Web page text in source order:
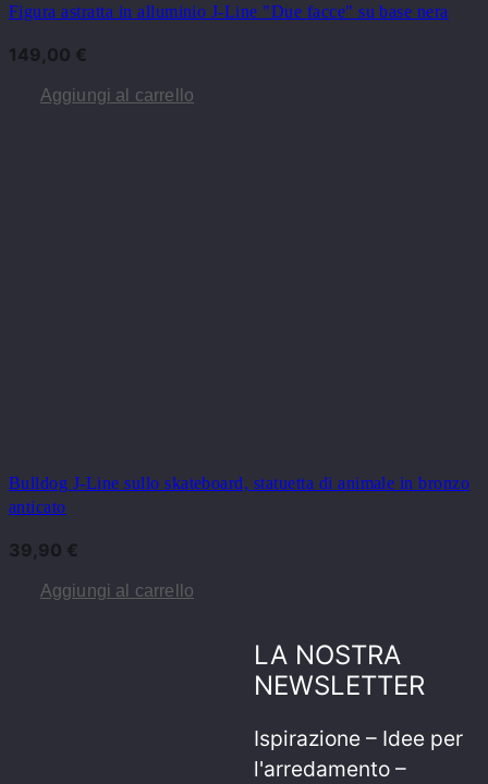
Figura astratta in alluminio J-Line "Due facce" su base nera
149,00 €
Aggiungi al carrello
Bulldog J-Line sullo skateboard, statuetta di animale in bronzo
anticato
39,90 €
Aggiungi al carrello
LA NOSTRA
NEWSLETTER
Ispirazione – Idee per
l'arredamento –